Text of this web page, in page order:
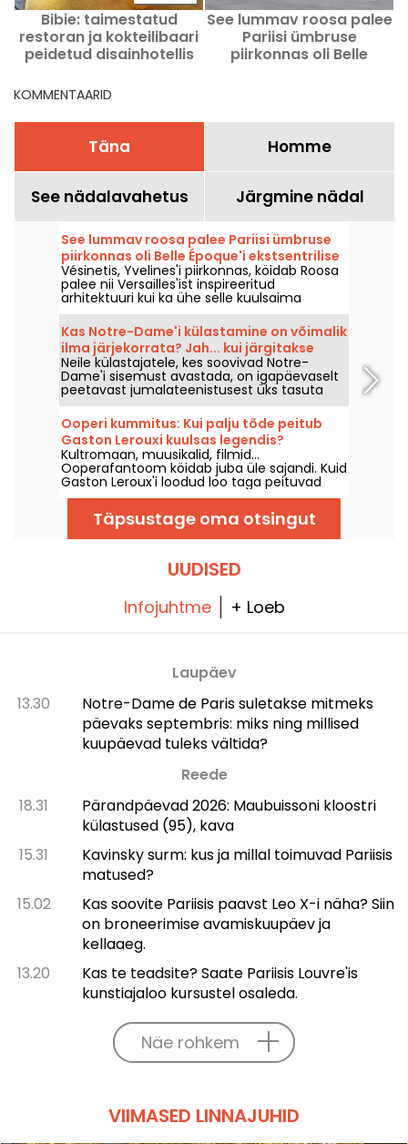
Bibie: taimestatud
restoran ja kokteilibaari
peidetud disainhotellis
See lummav roosa palee
Pariisi ümbruse
piirkonnas oli Belle
KOMMENTAARID
Täna Homme
See nädalavahetus Järgmine nädal
See lummav roosa palee Pariisi ümbruse
piirkonnas oli Belle Époque'i ekstsentrilise
marquise'i kodu.
Vésinetis, Yvelines'i piirkonnas, köidab Roosa
palee nii Versailles'ist inspireeritud
arhitektuuri kui ka ühe selle kuulsaima
elaniku – marquise Luisa Casati – uskumatut
saatuset, Belle Époque’i ekstsentriku figuuri.
Kas Notre-Dame'i külastamine on võimalik
ilma järjekorrata? Jah... kui järgitakse
mõnda reeglit.
Neile külastajatele, kes soovivad Notre-
Dame'i sisemust avastada, on igapäevaselt
peetavast jumalateenistusest üks tasuta
osalemise võimalus. Kõigile avatud võimalus,
kui tulla eelkõige osalema jumalateenistusel
või täielikult järgida selle kulgu. Selgitame,
mida teada tasub.
Ooperi kummitus: Kui palju tõde peitub
Gaston Lerouxi kuulsas legendis?
Kultromaan, muusikalid, filmid...
Ooperafantoom köidab juba üle sajandi. Kuid
Gaston Leroux'i loodud loo taga peituvad
mitu tõsiselt reaalselt toimuvat fakti, mis on
seotud Palais Garnieriga. Ühe kroonlambi
langemine, salapärane maa-alune järv,
reserveeritud loge... Mida legendist jääb
Täpsustage oma otsingut
UUDISED
Infojuhtme + Loeb
Laupäev
13.30
Notre-Dame de Paris suletakse mitmeks
päevaks septembris: miks ning millised
kuupäevad tuleks vältida?
Reede
18.31
Pärandpäevad 2026: Maubuissoni kloostri
külastused (95), kava
15.31
Kavinsky surm: kus ja millal toimuvad Pariisis
matused?
15.02
Kas soovite Pariisis paavst Leo X-i näha? Siin
on broneerimise avamiskuupäev ja
kellaaeg.
13.20
Kas te teadsite? Saate Pariisis Louvre'is
kunstiajaloo kursustel osaleda.
Näe rohkem
VIIMASED LINNAJUHID